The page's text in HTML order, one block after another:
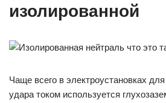
изолированной
Чаще всего в электроустановках
удара током используется